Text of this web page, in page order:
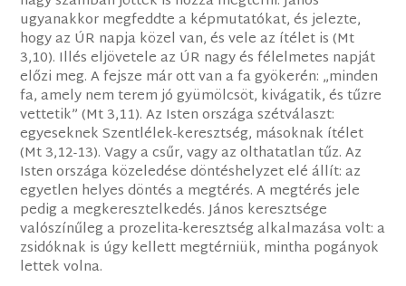
ugyanakkor megfeddte a képmutatókat, és jelezte,
hogy az ÚR napja közel van, és vele az ítélet is (Mt
3,10). Illés eljövetele az ÚR nagy és félelmetes napját
előzi meg. A fejsze már ott van a fa gyökerén: „minden
fa, amely nem terem jó gyümölcsöt, kivágatik, és tűzre
vettetik” (Mt 3,11). Az Isten országa szétválaszt:
egyeseknek Szentlélek-keresztség, másoknak ítélet
(Mt 3,12-13). Vagy a csűr, vagy az olthatatlan tűz. Az
Isten országa közeledése döntéshelyzet elé állít: az
egyetlen helyes döntés a megtérés. A megtérés jele
pedig a megkeresztelkedés. János keresztsége
valószínűleg a prozelita-keresztség alkalmazása volt: a
zsidóknak is úgy kellett megtérniük, mintha pogányok
lettek volna.